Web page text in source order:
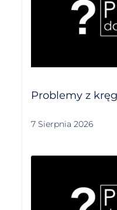
Problemy z
7 Sierpnia 2026